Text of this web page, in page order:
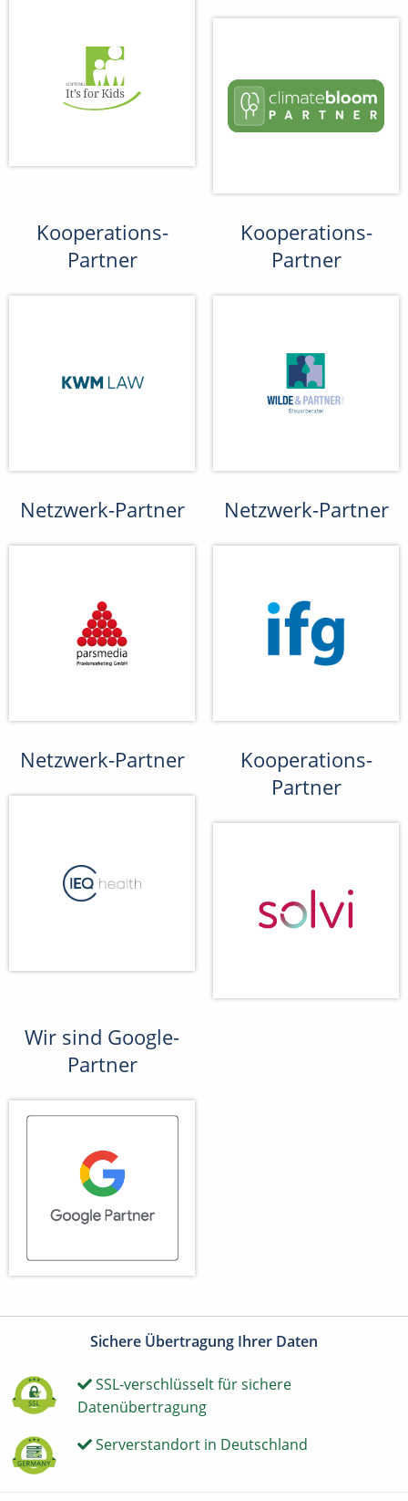
Kooperations-
Partner
Kooperations-
Partner
Netzwerk-Partner Netzwerk-Partner
Netzwerk-Partner
Kooperations-
Partner
Wir sind Google-
Partner
Sichere Übertragung Ihrer Daten
SSL-verschlüsselt für sichere
Datenübertragung
Serverstandort in Deutschland